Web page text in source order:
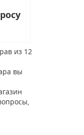
из 12
вы